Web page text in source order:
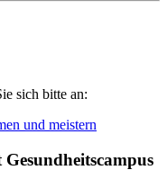
sich bitte an: